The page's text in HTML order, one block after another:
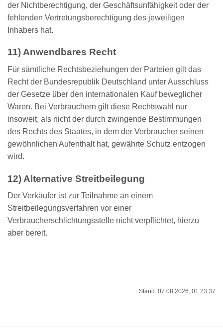
der Nichtberechtigung, der Geschäftsunfähigkeit oder der
fehlenden Vertretungsberechtigung des jeweiligen
Inhabers hat.
11) Anwendbares Recht
Für sämtliche Rechtsbeziehungen der Parteien gilt das
Recht der Bundesrepublik Deutschland unter Ausschluss
der Gesetze über den internationalen Kauf beweglicher
Waren. Bei Verbrauchern gilt diese Rechtswahl nur
insoweit, als nicht der durch zwingende Bestimmungen
des Rechts des Staates, in dem der Verbraucher seinen
gewöhnlichen Aufenthalt hat, gewährte Schutz entzogen
wird.
12) Alternative Streitbeilegung
Der Verkäufer ist zur Teilnahme an einem
Streitbeilegungsverfahren vor einer
Verbraucherschlichtungsstelle nicht verpflichtet, hierzu
aber bereit.
Stand: 07.08.2026, 01:23:37